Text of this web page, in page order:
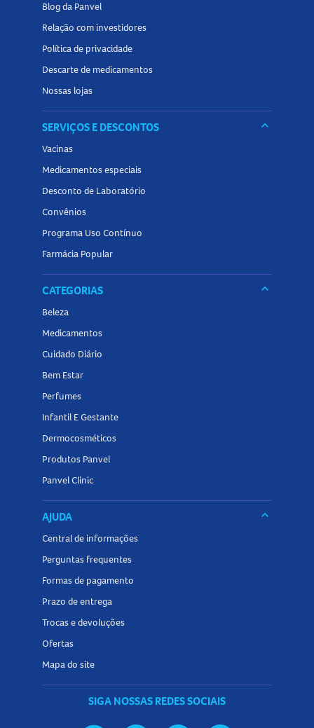
praticidade!
Blog da Panvel
Relação com investidores
Política de privacidade
Descarte de medicamentos
Nossas lojas
SERVIÇOS E DESCONTOS keyboard_arrow_down
Vacinas
Medicamentos especiais
Desconto de Laboratório
Convênios
Programa Uso Contínuo
Farmácia Popular
CATEGORIAS keyboard_arrow_down
Beleza
Medicamentos
Cuidado Diário
Bem Estar
Perfumes
Infantil E Gestante
Dermocosméticos
Produtos Panvel
Panvel Clinic
AJUDA keyboard_arrow_down
Central de informações
Perguntas frequentes
Formas de pagamento
Prazo de entrega
Trocas e devoluções
Ofertas
Mapa do site
SIGA NOSSAS REDES SOCIAIS